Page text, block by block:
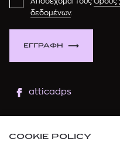
ΕΓΓΡΑΦΗ
δεδομένων.
atticadps
COOKIE POLICY